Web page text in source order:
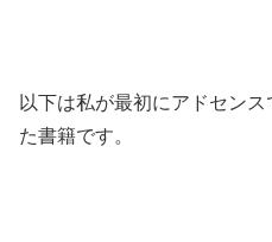
以下は私が最初にアドセン
た書籍です。